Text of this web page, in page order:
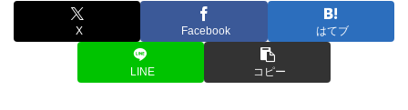
X Facebook はてブ
LINE コピー